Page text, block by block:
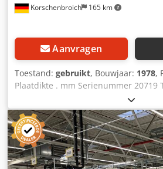
Korschenbroich 165 km
Aanvragen
Toestand: gebruikt, Bouwjaar: 1978,
Plaatdikte . mm Serienummer 20719
vermogen . kW Machinegewicht ca.
Abgoa